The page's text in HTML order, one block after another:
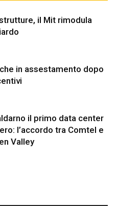
il Mit rimodula
in assestamento dopo
il primo data center
l’accordo tra Comtel e
Valley